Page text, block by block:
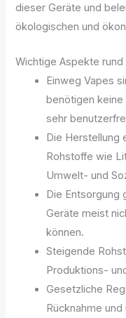
dieser Geräte und
ökologischen und
Wichtige Aspekte
Einweg Vapes
benötigen
sehr
Die Herstellung
Rohstoffe wie
Umwelt- und
Die Entsorgung
Geräte meist
können.
Steigende
Produktions-
Gesetzliche
Rücknahme